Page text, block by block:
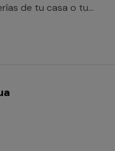
de tu casa o tu